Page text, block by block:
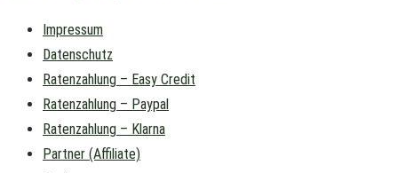
Impressum
Datenschutz
Ratenzahlung – Easy Credit
Ratenzahlung – Paypal
Ratenzahlung – Klarna
Partner (Affiliate)